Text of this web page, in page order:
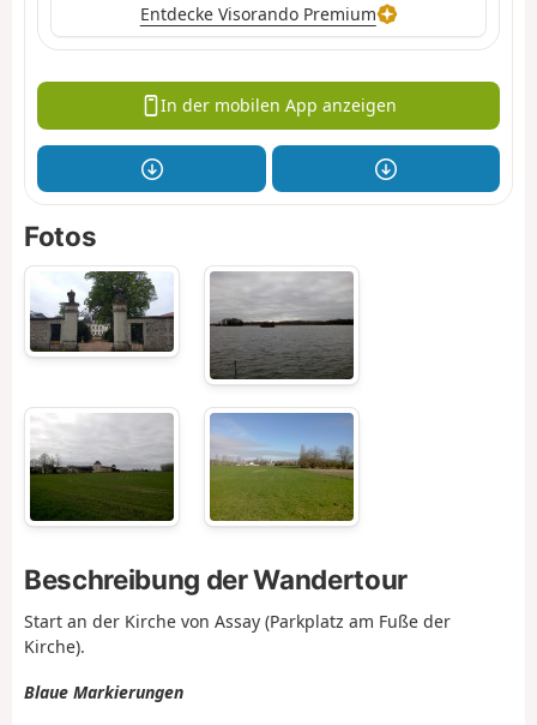
Entdecke Visorando Premium
In der mobilen App anzeigen
Fotos
Beschreibung der Wandertour
Start an der Kirche von Assay (Parkplatz am Fuße der
Kirche).
Blaue Markierungen